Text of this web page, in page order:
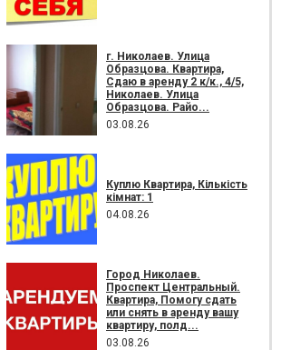
г. Николаев. Улица
Образцова. Квартира,
Сдаю в аренду 2 к/к., 4/5,
Николаев. Улица
Образцова. Райо...
03.08.26
Куплю Квартира, Кількість
кімнат: 1
04.08.26
Город Николаев.
Проспект Центральный.
Квартира, Помогу сдать
или снять в аренду вашу
квартиру, полд...
03.08.26